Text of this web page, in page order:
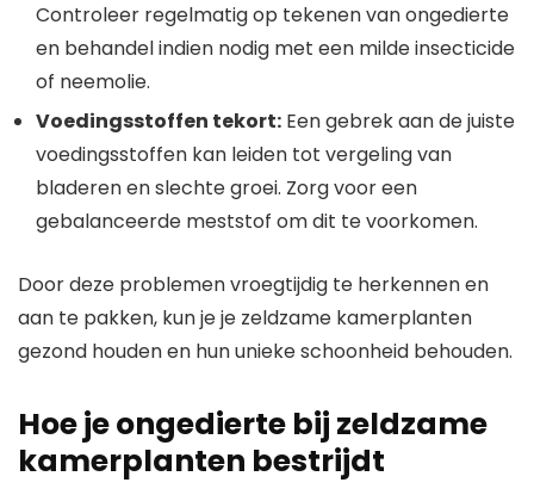
Controleer regelmatig op tekenen van ongedierte
en behandel indien nodig met een milde insecticide
of neemolie.
Voedingsstoffen tekort: Een gebrek aan de juiste
voedingsstoffen kan leiden tot vergeling van
bladeren en slechte groei. Zorg voor een
gebalanceerde meststof om dit te voorkomen.
Door deze problemen vroegtijdig te herkennen en
aan te pakken, kun je je zeldzame kamerplanten
gezond houden en hun unieke schoonheid behouden.
Hoe je ongedierte bij zeldzame
kamerplanten bestrijdt